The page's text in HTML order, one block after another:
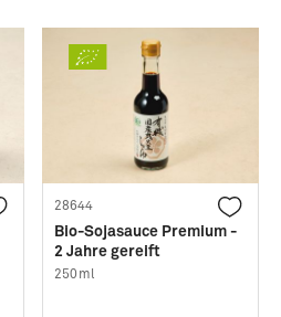
28644
Bio-Sojasauce Premium -
2 Jahre gereift
250ml